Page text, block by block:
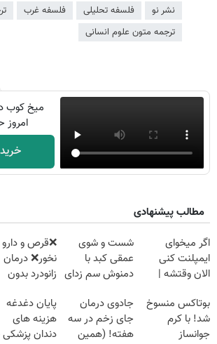
نشر نو فلسفه تحلیلی فلسفه غرب
ترجمه متون علوم انسانی
میخ کوب
امروز
مطالب پیشنهادی
اگر میخوای
ایمپلنت کنی
الان وقتشه |
میلیون تومان!!!
شست و شوی
عمقی کبد با
دمنوش سم زدای
❌قرص‌ و دارو
نخور❌ درمان
زانودرد بدون
بوتاکس منسوخ
شد! با کرم
جوانساز
جادوی درمان
جای زخم در سه
هفته! (همین
پایان دغدغه
هزینه های
دندان پزشکی